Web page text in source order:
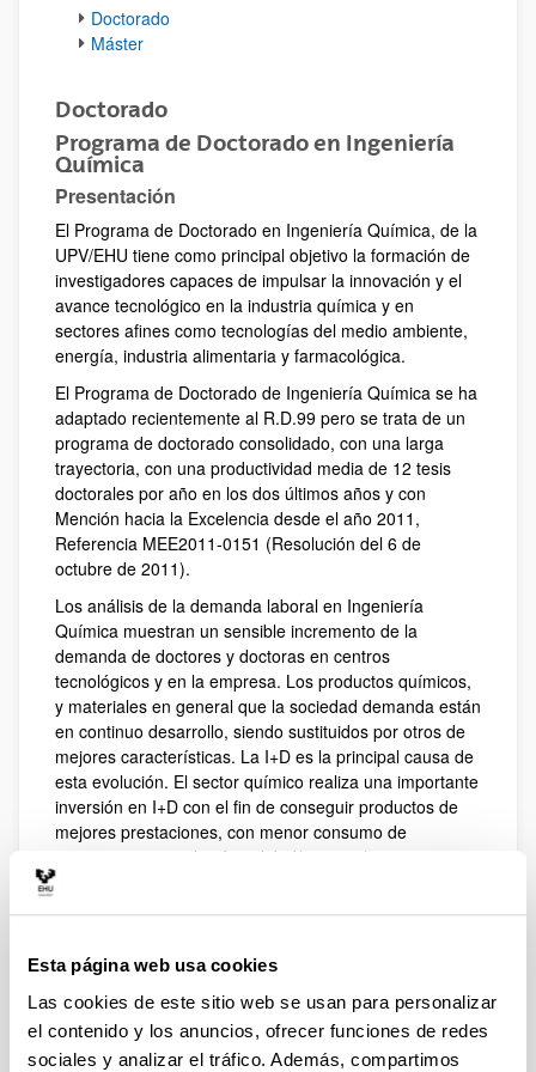
Esta página web usa cookies
Las cookies de este sitio web se usan para personalizar
el contenido y los anuncios, ofrecer funciones de redes
sociales y analizar el tráfico. Además, compartimos
Doctorado
Máster
Doctorado
Programa de Doctorado en Ingeniería
Química
Presentación
El Programa de Doctorado en Ingeniería Química, de la
UPV/EHU tiene como principal objetivo la formación de
investigadores capaces de impulsar la innovación y el
avance tecnológico en la industria química y en
sectores afines como tecnologías del medio ambiente,
energía, industria alimentaria y farmacológica.
El Programa de Doctorado de Ingeniería Química se ha
adaptado recientemente al R.D.99 pero se trata de un
programa de doctorado consolidado, con una larga
trayectoria, con una productividad media de 12 tesis
doctorales por año en los dos últimos años y con
Mención hacia la Excelencia desde el año 2011,
Referencia MEE2011-0151 (Resolución del 6 de
octubre de 2011).
Los análisis de la demanda laboral en Ingeniería
Química muestran un sensible incremento de la
demanda de doctores y doctoras en centros
tecnológicos y en la empresa. Los productos químicos,
y materiales en general que la sociedad demanda están
en continuo desarrollo, siendo sustituidos por otros de
mejores características. La I+D es la principal causa de
esta evolución. El sector químico realiza una importante
inversión en I+D con el fin de conseguir productos de
mejores prestaciones, con menor consumo de
recursos, mejor relación calidad/precio y/o menor
impacto ambiental, para mejorar o mantener la posición
Tecnológico en las que se desarrolla conocimiento
transferible al sector productivo, como en la fase de
Innovación que se desarrolla más directamente en las
empresas requieren doctoras y doctores en el área de